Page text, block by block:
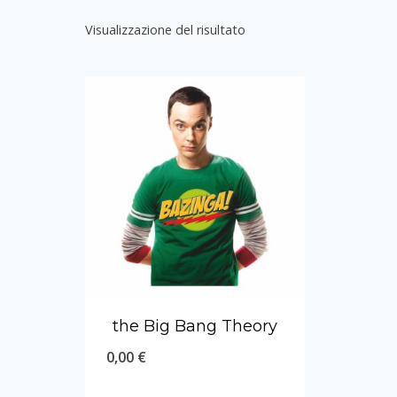
Visualizzazione del risultato
the Big Bang Theory
0,00 €